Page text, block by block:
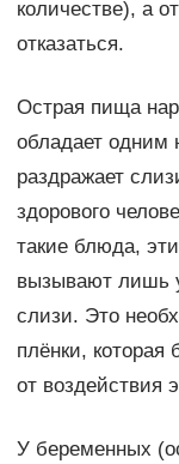
количестве), а
отказаться.
Острая пища
обладает одним
раздражает
здорового
такие блюда,
вызывают лишь
слизи. Это
плёнки, которая
от воздействия
У беременных